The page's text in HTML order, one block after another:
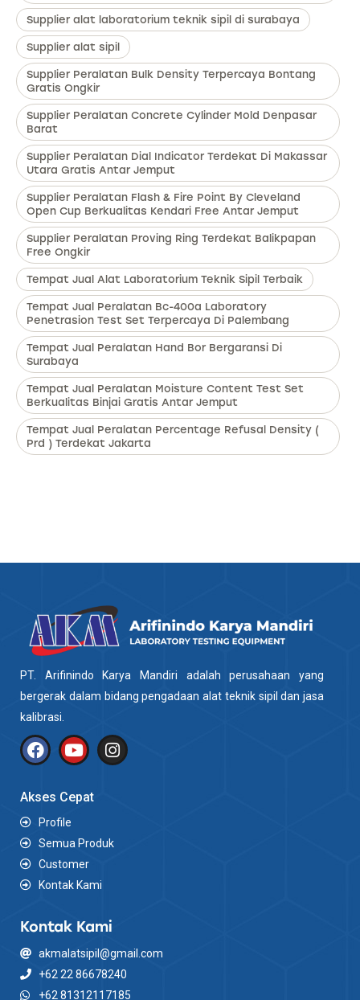
Supplier alat laboratorium teknik sipil di surabaya
Supplier alat sipil
Supplier Peralatan Bulk Density Terpercaya Bontang
Gratis Ongkir
Supplier Peralatan Concrete Cylinder Mold Denpasar
Barat
Supplier Peralatan Dial Indicator Terdekat Di Makassar
Utara Gratis Antar Jemput
Supplier Peralatan Flash & Fire Point By Cleveland
Open Cup Berkualitas Kendari Free Antar Jemput
Supplier Peralatan Proving Ring Terdekat Balikpapan
Free Ongkir
Tempat Jual Alat Laboratorium Teknik Sipil Terbaik
Tempat Jual Peralatan Bc-400a Laboratory
Penetrasion Test Set Terpercaya Di Palembang
Tempat Jual Peralatan Hand Bor Bergaransi Di
Surabaya
Tempat Jual Peralatan Moisture Content Test Set
Berkualitas Binjai Gratis Antar Jemput
Tempat Jual Peralatan Percentage Refusal Density (
Prd ) Terdekat Jakarta
PT. Arifinindo Karya Mandiri adalah perusahaan yang
bergerak dalam bidang pengadaan alat teknik sipil dan jasa
kalibrasi.
Akses Cepat
Profile
Semua Produk
Customer
Kontak Kami
Kontak Kami
akmalatsipil@gmail.com
+62 22 86678240
+62 81312117185